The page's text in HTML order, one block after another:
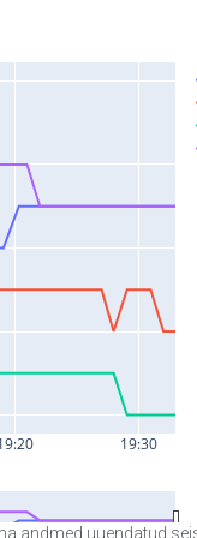
andmed uuendatud